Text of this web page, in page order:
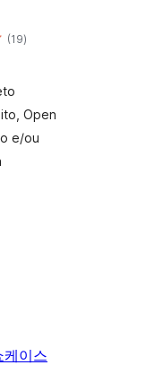
(19전
체)
Open
e/ou
케이스